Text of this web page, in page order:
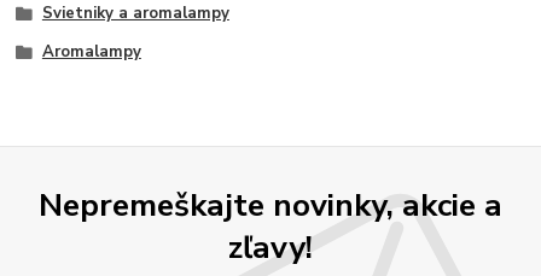
Svietniky a aromalampy
Aromalampy
Nepremeškajte novinky, akcie a
zľavy!